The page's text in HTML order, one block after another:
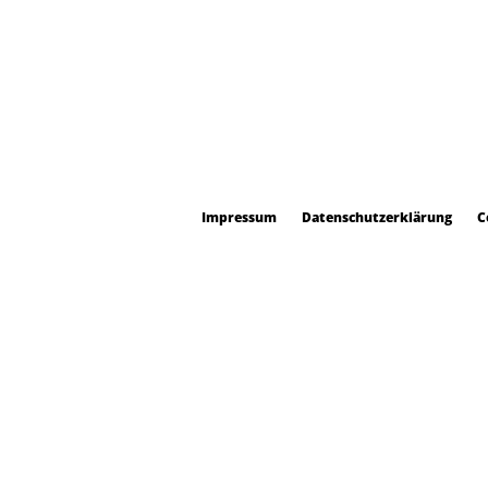
Impressum
Datenschutzerklärung